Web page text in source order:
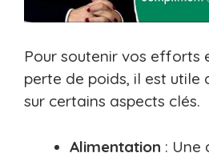
Pour soutenir vos efforts
perte de poids, il est utile
sur certains aspects clés.
Alimentation : Une